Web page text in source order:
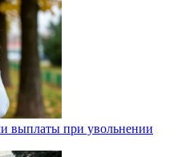
выплаты при увольнении